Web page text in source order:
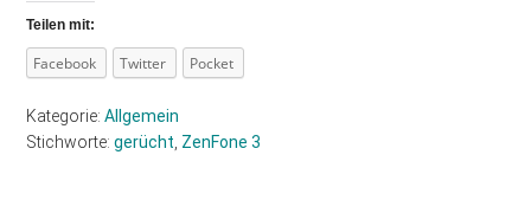
Teilen mit:
Facebook Twitter Pocket
Kategorie:Allgemein
Stichworte:gerücht ZenFone 3